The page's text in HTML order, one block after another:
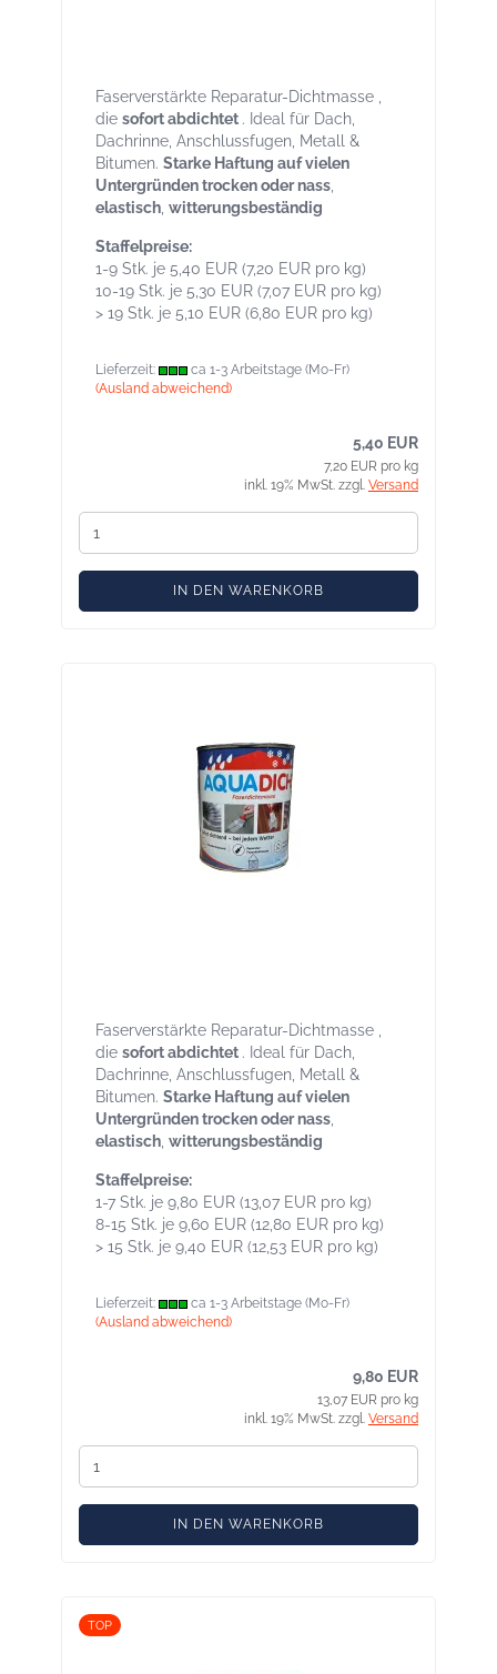
Faserverstärkte Reparatur-Dichtmasse ,
die sofort abdichtet . Ideal für Dach,
Dachrinne, Anschlussfugen, Metall &
Bitumen. Starke Haftung auf vielen
Untergründen trocken oder nass
elastisch witterungsbeständig
Staffelpreise:
1-9 Stk. je 5,40 EUR (7,20 EUR pro kg)
10-19 Stk. je 5,30 EUR (7,07 EUR pro kg)
> 19 Stk. je 5,10 EUR (6,80 EUR pro kg)
Lieferzeit:
ca 1-3 Arbeitstage (Mo-Fr)
(Ausland abweichend)
5,40 EUR
7,20 EUR pro kg
inkl. 19% MwSt. zzgl. Versand
IN DEN WARENKORB
Faserverstärkte Reparatur-Dichtmasse ,
die sofort abdichtet . Ideal für Dach,
Dachrinne, Anschlussfugen, Metall &
Bitumen. Starke Haftung auf vielen
Untergründen trocken oder nass
elastisch witterungsbeständig
Staffelpreise:
1-7 Stk. je 9,80 EUR (13,07 EUR pro kg)
8-15 Stk. je 9,60 EUR (12,80 EUR pro kg)
> 15 Stk. je 9,40 EUR (12,53 EUR pro kg)
Lieferzeit:
ca 1-3 Arbeitstage (Mo-Fr)
(Ausland abweichend)
9,80 EUR
13,07 EUR pro kg
inkl. 19% MwSt. zzgl. Versand
IN DEN WARENKORB
TOP